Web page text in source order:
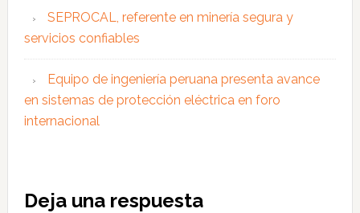
SEPROCAL, referente en minería segura y
servicios confiables
Equipo de ingeniería peruana presenta avance
en sistemas de protección eléctrica en foro
internacional
Interacciones
Deja una respuesta